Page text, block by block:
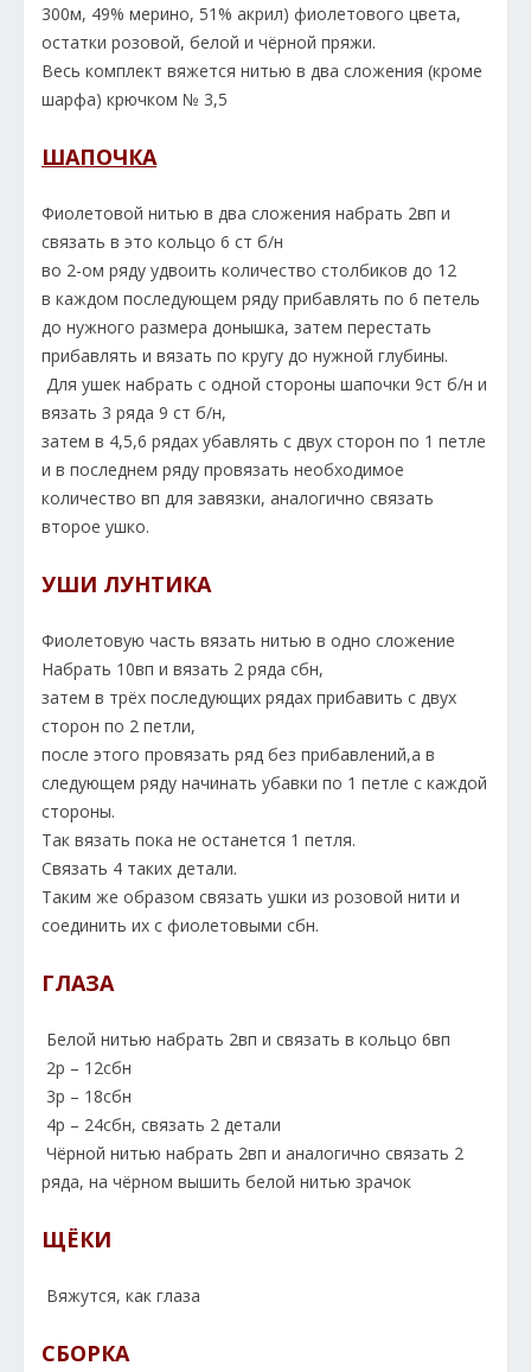
300м, 49% мерино, 51% акрил) фиолетового цвета,
остатки розовой, белой и чёрной пряжи.
Весь комплект вяжется нитью в два сложения (кроме
шарфа) крючком № 3,5
ШАПОЧКА
Фиолетовой нитью в два сложения набрать 2вп и
связать в это кольцо 6 ст б/н
во 2-ом ряду удвоить количество столбиков до 12
в каждом последующем ряду прибавлять по 6 петель
до нужного размера донышка, затем перестать
прибавлять и вязать по кругу до нужной глубины.
Для ушек набрать с одной стороны шапочки 9ст б/н и
вязать 3 ряда 9 ст б/н,
затем в 4,5,6 рядах убавлять с двух сторон по 1 петле
и в последнем ряду провязать необходимое
количество вп для завязки, аналогично связать
второе ушко.
УШИ ЛУНТИКА
Фиолетовую часть вязать нитью в одно сложение
Набрать 10вп и вязать 2 ряда сбн,
затем в трёх последующих рядах прибавить с двух
сторон по 2 петли,
после этого провязать ряд без прибавлений,а в
следующем ряду начинать убавки по 1 петле с каждой
стороны.
Так вязать пока не останется 1 петля.
Связать 4 таких детали.
Таким же образом связать ушки из розовой нити и
соединить их с фиолетовыми сбн.
ГЛАЗА
Белой нитью набрать 2вп и связать в кольцо 6вп
2р – 12сбн
3р – 18сбн
4р – 24сбн, связать 2 детали
Чёрной нитью набрать 2вп и аналогично связать 2
ряда, на чёрном вышить белой нитью зрачок
ЩЁКИ
Вяжутся, как глаза
СБОРКА